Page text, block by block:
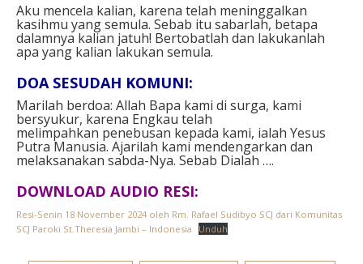
Aku mencela kalian, karena telah meninggalkan
kasihmu yang semula. Sebab itu sabarlah, betapa
dalamnya kalian jatuh! Bertobatlah dan lakukanlah
apa yang kalian lakukan semula.
DOA SESUDAH KOMUNI:
Marilah berdoa: Allah Bapa kami di surga, kami
bersyukur, karena Engkau telah
melimpahkan penebusan kepada kami, ialah Yesus
Putra Manusia. Ajarilah kami mendengarkan dan
melaksanakan sabda-Nya. Sebab Dialah ….
DOWNLOAD AUDIO RESI:
Resi-Senin 18 November 2024 oleh Rm. Rafael Sudibyo SCJ dari Komunitas
SCJ Paroki St.Theresia Jambi – Indonesia
Unduh